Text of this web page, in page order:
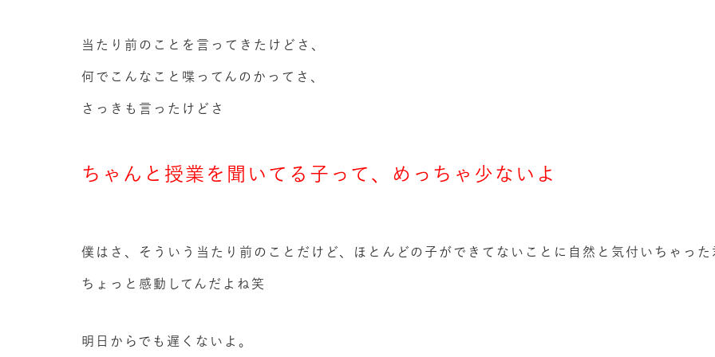
当たり前のことを言ってきたけどさ、
何でこんなこと喋ってんのかってさ、
さっきも言ったけどさ
ちゃんと授業を聞いてる子って、めっちゃ少ないよ
僕はさ、そういう当たり前のことだけど、ほとんどの子ができてないことに自然と気付いちゃった
ちょっと感動してんだよね笑
明日からでも遅くないよ。